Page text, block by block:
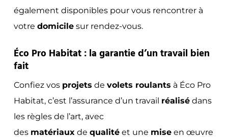
également disponibles pour vous rencontrer à
votre domicilesur rendez-vous.
Éco Pro Habitat : la garantie d’un travail bien
fait
Confiez vos projets de volets roulants à Éco Pro
Habitat, c’est l’assurance d’un travail réalisédans
les règles de l’art, avec
des matériaux de qualitéet une miseen œuvre